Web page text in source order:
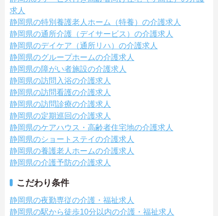
求人
静岡県の特別養護老人ホーム（特養）の介護求人
静岡県の通所介護（デイサービス）の介護求人
静岡県のデイケア（通所リハ）の介護求人
静岡県のグループホームの介護求人
静岡県の障がい者施設の介護求人
静岡県の訪問入浴の介護求人
静岡県の訪問看護の介護求人
静岡県の訪問診療の介護求人
静岡県の定期巡回の介護求人
静岡県のケアハウス・高齢者住宅地の介護求人
静岡県のショートステイの介護求人
静岡県の養護老人ホームの介護求人
静岡県の介護予防の介護求人
こだわり条件
静岡県の夜勤専従の介護・福祉求人
静岡県の駅から徒歩10分以内の介護・福祉求人